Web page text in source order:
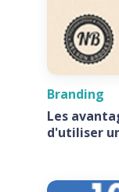
Branding
Les
d'utiliser